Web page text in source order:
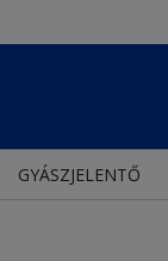
GYÁSZJELENTŐ